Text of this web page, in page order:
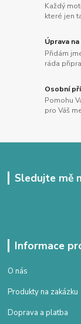
Každý
které jen
Úprava
Přidám
ráda
Osobní
Pomohu
pro Váš
Sledujte mě
Informace
O nás
Produkty na zakázku
Doprava a platba